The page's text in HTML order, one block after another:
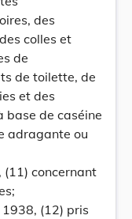
des
colles et
de
de toilette, de
et des
de caséine
adragante ou
(11) concernant
(12) pris